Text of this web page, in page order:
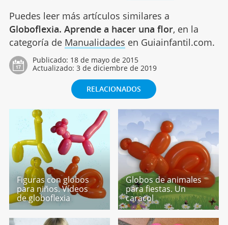
Puedes leer más artículos similares a
Globoflexia. Aprende a hacer una flor, en la
categoría de Manualidades en Guiainfantil.com.
Publicado: 18 de mayo de 2015
Actualizado: 3 de diciembre de 2019
RELACIONADOS
Figuras con globos
para niños. Vídeos
de globoflexia
Globos de animales
para fiestas. Un
caracol